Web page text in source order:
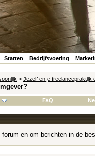
Starten Bedrijfsvoering
> Jezelf en je freelancepraktijk
FAQ
en om berichten in de